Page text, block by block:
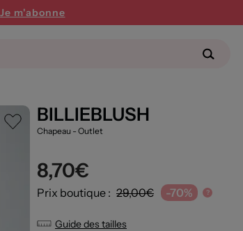
Je m'abonne
BILLIEBLUSH
Chapeau - Outlet
8,70€
Prix boutique : 29,00€ -70% ?
Guide des tailles